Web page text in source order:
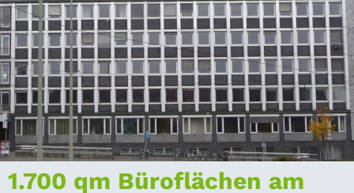
1.700 qm Büroflächen am